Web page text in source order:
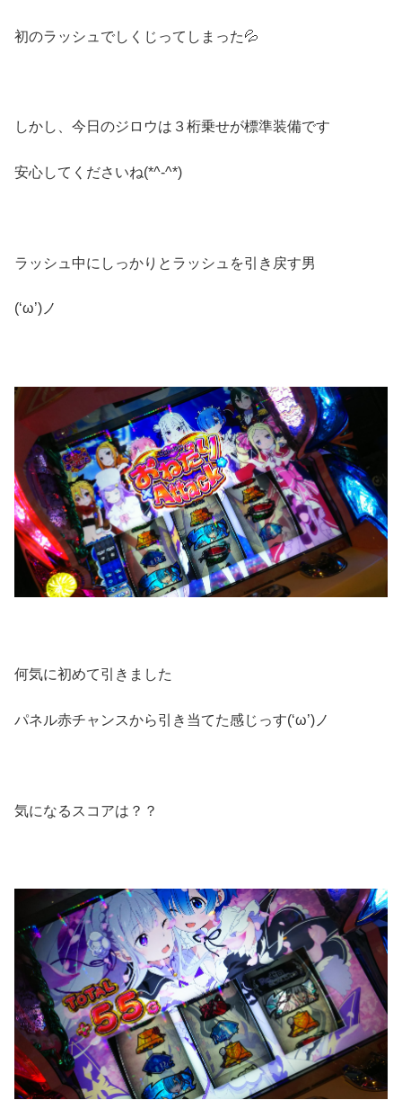
初のラッシュでしくじってしまった💦
しかし、今日のジロウは３桁乗せが標準装備です
安心してくださいね(*^-^*)
ラッシュ中にしっかりとラッシュを引き戻す男
(‘ω’)ノ
何気に初めて引きました
パネル赤チャンスから引き当てた感じっす(‘ω’)ノ
気になるスコアは？？